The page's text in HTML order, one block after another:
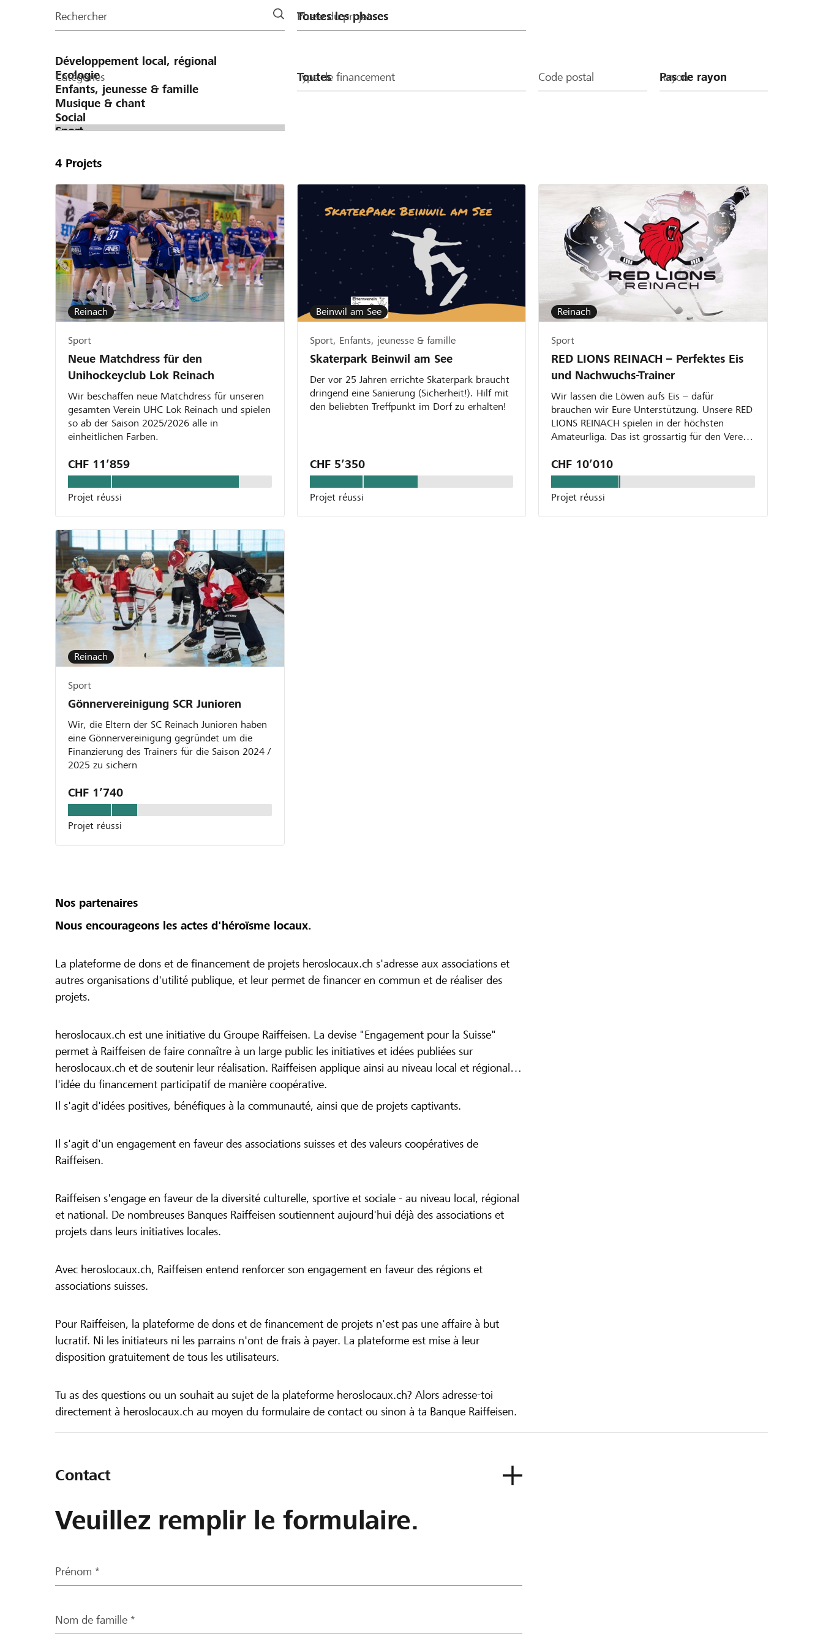
la
Rechercher Phase du projet
Catégories Type de financement Code postal Rayon
4 Projets
Reinach
Sport
Neue Matchdress für den
Unihockeyclub Lok Reinach
Wir beschaffen neue Matchdress für unseren
gesamten Verein UHC Lok Reinach und spielen
so ab der Saison 2025/2026 alle in
einheitlichen Farben.
CHF 11’859
Projet réussi
Beinwil am See
Sport, Enfants, jeunesse & famille
Skaterpark Beinwil am See
Der vor 25 Jahren errichte Skaterpark braucht
dringend eine Sanierung (Sicherheit!). Hilf mit
den beliebten Treffpunkt im Dorf zu erhalten!
CHF 5’350
Projet réussi
Reinach
Sport
RED LIONS REINACH – Perfektes Eis
und Nachwuchs-Trainer
Wir lassen die Löwen aufs Eis – dafür
brauchen wir Eure Unterstützung. Unsere RED
LIONS REINACH spielen in der höchsten
Amateurliga. Das ist grossartig für den Verein,
CHF 10’010
Projet réussi
Reinach
Sport
Gönnervereinigung SCR Junioren
Wir, die Eltern der SC Reinach Junioren haben
eine Gönnervereinigung gegründet um die
Finanzierung des Trainers für die Saison 2024 /
2025 zu sichern
CHF 1’740
Projet réussi
Nos partenaires
Nous encourageons les actes d'héroïsme locaux.
La plateforme de dons et de financement de projets heroslocaux.ch s'adresse aux associations et
autres organisations d'utilité publique, et leur permet de financer en commun et de réaliser des
projets.
heroslocaux.ch est une initiative du Groupe Raiffeisen. La devise "Engagement pour la Suisse"
permet à Raiffeisen de faire connaître à un large public les initiatives et idées publiées sur
heroslocaux.ch et de soutenir leur réalisation. Raiffeisen applique ainsi au niveau local et régional
l'idée du financement participatif de manière coopérative.
Il s'agit d'idées positives, bénéfiques à la communauté, ainsi que de projets captivants.
Il s'agit d'un engagement en faveur des associations suisses et des valeurs coopératives de
Raiffeisen.
Raiffeisen s'engage en faveur de la diversité culturelle, sportive et sociale - au niveau local, régional
et national. De nombreuses Banques Raiffeisen soutiennent aujourd'hui déjà des associations et
projets dans leurs initiatives locales.
Avec heroslocaux.ch, Raiffeisen entend renforcer son engagement en faveur des régions et
associations suisses.
Pour Raiffeisen, la plateforme de dons et de financement de projets n'est pas une affaire à but
lucratif. Ni les initiateurs ni les parrains n'ont de frais à payer. La plateforme est mise à leur
disposition gratuitement de tous les utilisateurs.
Tu as des questions ou un souhait au sujet de la plateforme heroslocaux.ch? Alors adresse-toi
directement à heroslocaux.ch au moyen du formulaire de contact ou sinon à ta Banque Raiffeisen.
Contact
Veuillez remplir le formulaire.
Prénom *
Nom de famille *